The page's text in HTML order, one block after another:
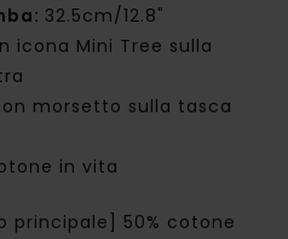
32.5cm/12.8"
icona Mini Tree sulla
morsetto sulla tasca
in vita
principale] 50% cotone